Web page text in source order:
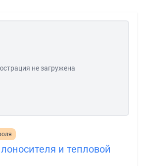
не загружена
и тепловой